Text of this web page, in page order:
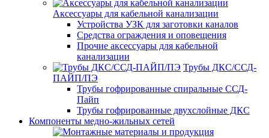
Аксессуары для кабельной канализации
Устройства УЗК для заготовки каналов
Средства ограждения и оповещения
Прочие аксессуары для кабельной
канализации
Трубы ДКС/ССД-
ПАЙП/ПЭ
Трубы гофрированные спиральные ССД-
Пайп
Трубы гофрированные двухслойные ДКС
Компоненты медно-жильных сетей